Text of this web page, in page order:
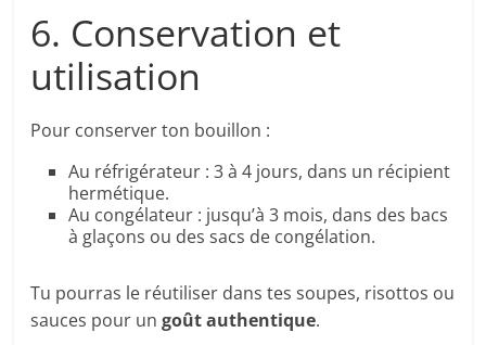
6. Conservation et
utilisation
Pour conserver ton bouillon :
Au réfrigérateur : 3 à 4 jours, dans un récipient
hermétique.
Au congélateur : jusqu’à 3 mois, dans des bacs
à glaçons ou des sacs de congélation.
Tu pourras le réutiliser dans tes soupes, risottos ou
sauces pour ungoût authentique.